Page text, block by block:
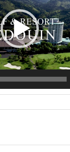
プ
レ
ー
ヤ
ー